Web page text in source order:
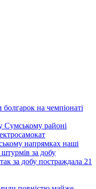
на чемпіонаті
Сумському районі
напрямках наші
за добу
за добу постраждала 21